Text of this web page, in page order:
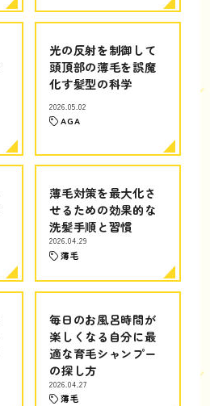
光の反射を制御して
頭頂部の薄毛を誤魔
化す髪型の科学
2026.05.02
AGA
薄毛対策を最大化さ
せるための効果的な
洗髪手順と習慣
2026.04.29
薄毛
毎日のお風呂時間が
楽しくなる自分に最
適な育毛シャンプー
の探し方
2026.04.27
薄毛